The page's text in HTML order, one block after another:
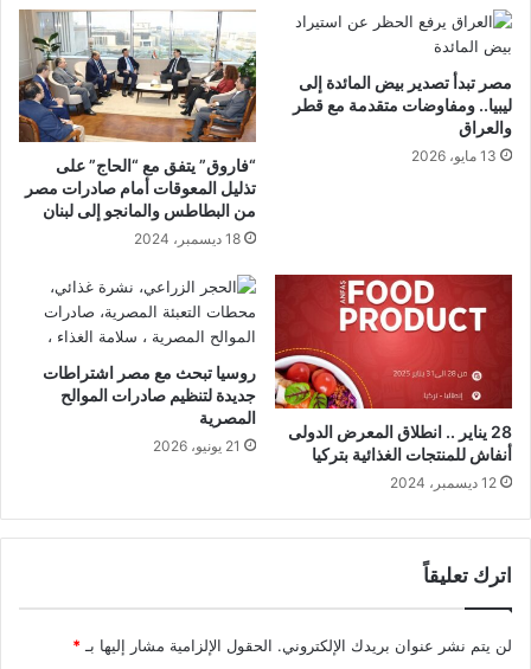
مصر تبدأ تصدير بيض المائدة إلى
ليبيا.. ومفاوضات متقدمة مع قطر
والعراق
13 مايو، 2026
“فاروق” يتفق مع “الحاج” على
تذليل المعوقات أمام صادرات مصر
من البطاطس والمانجو إلى لبنان
18 ديسمبر، 2024
28 يناير .. انطلاق المعرض الدولى
أنفاش للمنتجات الغذائية بتركيا
12 ديسمبر، 2024
روسيا تبحث مع مصر اشتراطات
جديدة لتنظيم صادرات الموالح
المصرية
21 يونيو، 2026
اترك تعليقاً
لن يتم نشر عنوان بريدك الإلكتروني. الحقول الإلزامية مشار إليها بـ *